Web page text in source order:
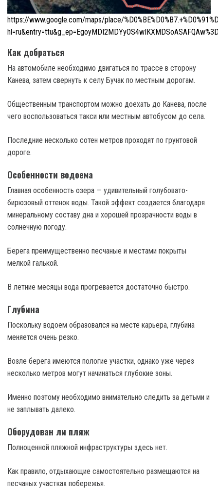
https://www.google.com/maps/place/
Как добраться
На автомобиле необходимо двигаться по трассе в сторону
Канева, затем свернуть к селу Бучак по местным дорогам.
Общественным транспортом можно доехать до Канева, после
чего воспользоваться такси или местным автобусом до села.
Последние несколько сотен метров проходят по грунтовой
дороге.
Особенности водоема
Главная особенность озера — удивительный голубовато-
бирюзовый оттенок воды. Такой эффект создается благодаря
минеральному составу дна и хорошей прозрачности воды в
солнечную погоду.
Берега преимущественно песчаные и местами покрыты
мелкой галькой.
В летние месяцы вода прогревается достаточно быстро.
Глубина
Поскольку водоем образовался на месте карьера, глубина
меняется очень резко.
Возле берега имеются пологие участки, однако уже через
несколько метров могут начинаться глубокие зоны.
Именно поэтому необходимо внимательно следить за детьми и
не заплывать далеко.
Оборудован ли пляж
Полноценной пляжной инфраструктуры здесь нет.
Как правило, отдыхающие самостоятельно размещаются на
песчаных участках побережья.